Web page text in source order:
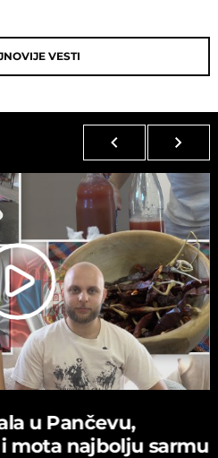
VESTI
u Pančevu,
mota najbolju sarmu